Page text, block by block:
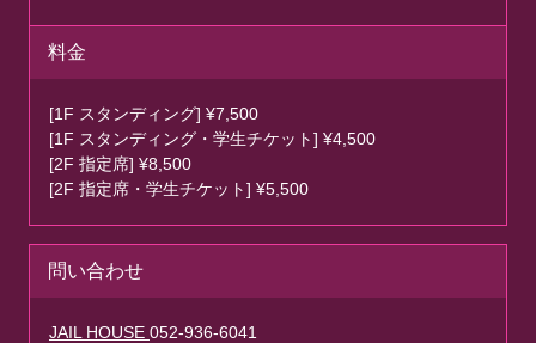
料金
[1F スタンディング] ¥7,500
[1F スタンディング・学生チケット] ¥4,500
[2F 指定席] ¥8,500
[2F 指定席・学生チケット] ¥5,500
問い合わせ
JAIL HOUSE 052-936-6041